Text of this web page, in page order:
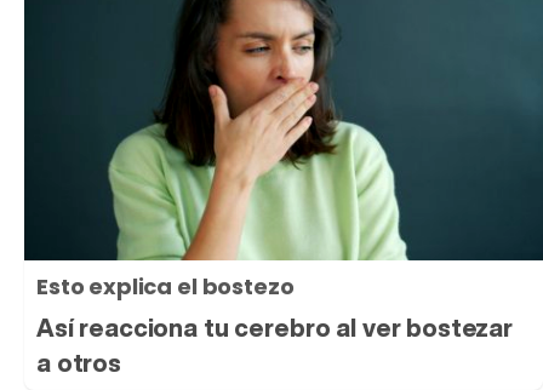
Esto explica el bostezo
Así reacciona tu cerebro al ver bostezar
a otros